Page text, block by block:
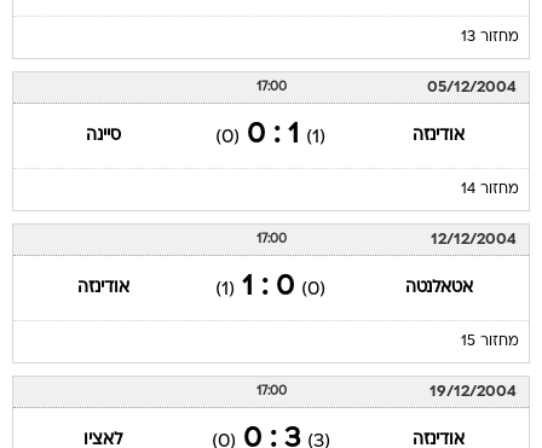
מחזור 13
05/12/2004
17:00
אודינזה (1)
1 : 0
(0) סיינה
מחזור 14
12/12/2004
17:00
אטאלנטה (0)
0 : 1
(1) אודינזה
מחזור 15
19/12/2004
17:00
אודינזה (3)
3 : 0
(0) לאציו